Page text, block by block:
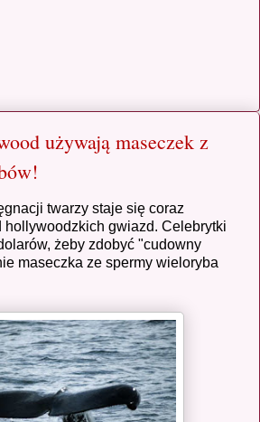
używają maseczek z
twarzy staje się coraz
hollywoodzkich gwiazd. Celebrytki
żeby zdobyć "cudowny
maseczka ze spermy wieloryba